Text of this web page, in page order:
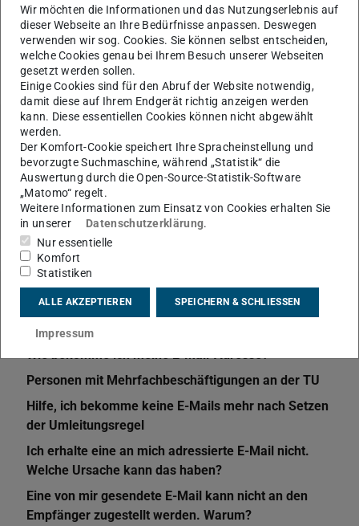
Themen
Anwender_innen vorhandene Beschäftigte
Weitere Artikel
Kündigung für Beschäftigte
Wie bekomme ich meine E-Mail-Adresse?
Personen mit Mehrfachbeschäftigungen an der TU
Hilfe, ich bekomme keine E-Mails mehr nach Setzen
der Umleitungsregel
Ich erhalte eine an mich adressierte E-Mail nicht.
Welche Ursache kann das haben?
Eine von mir gesendete E-Mail kann nicht an den
Empfänger zugestellt werden. Warum?
Wir möchten die Informationen und das Nutzungserlebnis auf
dieser Webseite an Ihre Bedürfnisse anpassen. Deswegen
verwenden wir sog. Cookies. Sie können selbst entscheiden,
welche Cookies genau bei Ihrem Besuch unserer Webseiten
gesetzt werden sollen.
Einige Cookies sind für den Abruf der Website notwendig,
damit diese auf Ihrem Endgerät richtig anzeigen werden
kann. Diese essentiellen Cookies können nicht abgewählt
werden.
Der Komfort-Cookie speichert Ihre Spracheinstellung und
bevorzugte Suchmaschine, während „Statistik“ die
Auswertung durch die Open-Source-Statistik-Software
„Matomo“ regelt.
Weitere Informationen zum Einsatz von Cookies erhalten Sie
in unserer
Datenschutzerklärung.
Nur essentielle
Komfort
Statistiken
ALLE AKZEPTIEREN SPEICHERN & SCHLIESSEN
Impressum